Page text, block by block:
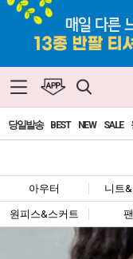
당일발송 BEST NEW SALE
아우터 니트
원피스&스커트